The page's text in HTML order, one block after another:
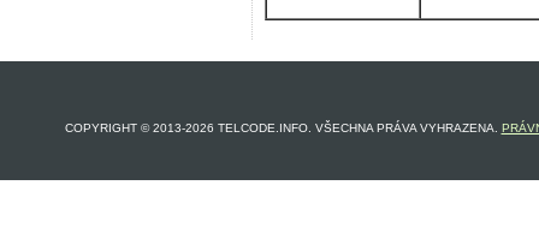
COPYRIGHT © 2013-2026 TELCODE.INFO. VŠECHNA PRÁVA VYHRAZENA.